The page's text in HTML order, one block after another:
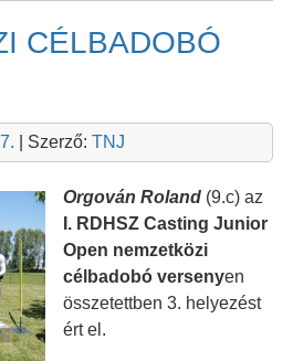
CÉLBADOBÓ
| Szerző: TNJ
Orgován Roland(9.c) az
I. RDHSZ Casting Junior
Open nemzetközi
célbadobó versenyen
összetettben 3. helyezést
ért el.